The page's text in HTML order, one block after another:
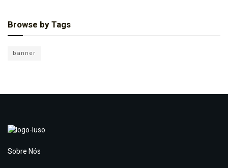
Browse by Tags
banner
Sobre Nós